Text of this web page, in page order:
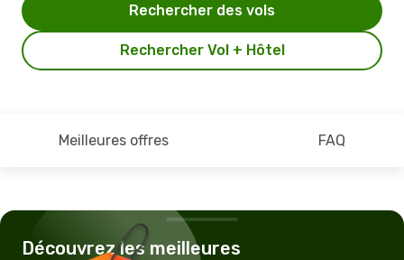
Rechercher Vol + Hôtel
Rechercher des vols
Meilleures offres FAQ
Découvrez les meilleures